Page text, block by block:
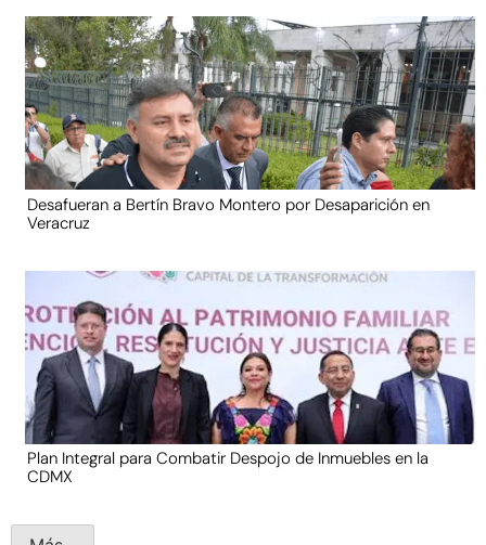
Desafueran a Bertín Bravo Montero por Desaparición en
Veracruz
Plan Integral para Combatir Despojo de Inmuebles en la
CDMX